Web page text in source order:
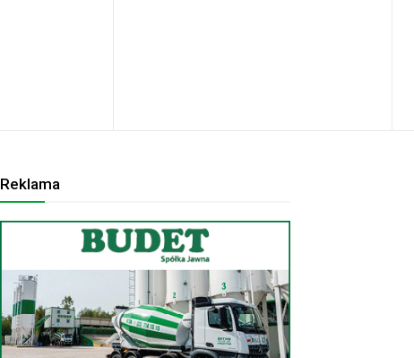
Reklama